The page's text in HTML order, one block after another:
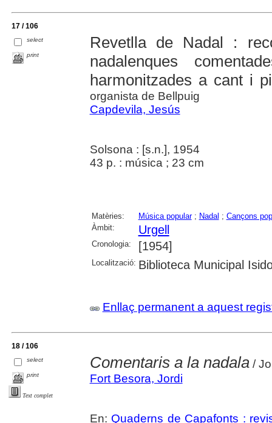
17 / 106
select
print
Revetlla de Nadal :
nadalenques
harmonitzades a cant i
organista de Bellpuig
Capdevila, Jesús
Solsona : [s.n.], 1954
43 p. : música ; 23 cm
Matèries: Música popular; Nadal ; Cançons
Àmbit:
Urgell
Cronologia: [1954]
Localització: Biblioteca Municipal
Enllaç permanent a aquest
18 / 106
select
print
Text complet
Comentaris a la nadala/
Fort Besora, Jordi
En: Quaderns de Capafonts :